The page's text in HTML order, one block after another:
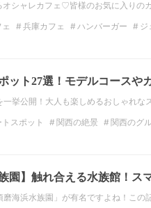
オシャレカフェ♡皆様のお気に入りの
兵庫カフェ ハンバーガー
ジ
ット27選！モデルコースや
一挙公開！大人も楽しめるおしゃれ
スポット 関西の絶景 関西のグ
園】触れ合える水族館！ス
磨海浜水族園」が有名ですよね！こ